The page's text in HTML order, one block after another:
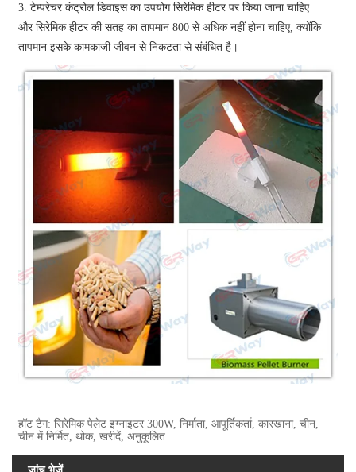
3. टेम्परेचर कंट्रोल डिवाइस का उपयोग सिरेमिक हीटर पर किया जाना चाहिए
और सिरेमिक हीटर की सतह का तापमान 800 से अधिक नहीं होना चाहिए, क्योंकि
तापमान इसके कामकाजी जीवन से निकटता से संबंधित है।
हॉट टैग: सिरेमिक पेलेट इग्नाइटर 300W, निर्माता, आपूर्तिकर्ता, कारखाना, चीन,
चीन में निर्मित, थोक, खरीदें, अनुकूलित